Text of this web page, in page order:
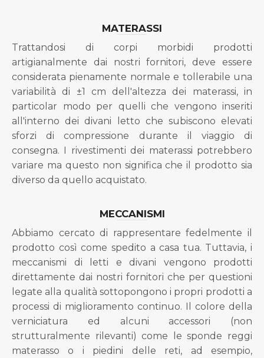
MATERASSI
Trattandosi di corpi morbidi prodotti
artigianalmente dai nostri fornitori, deve essere
considerata pienamente normale e tollerabile una
variabilità di ±1 cm dell'altezza dei materassi, in
particolar modo per quelli che vengono inseriti
all'interno dei divani letto che subiscono elevati
sforzi di compressione durante il viaggio di
consegna. I rivestimenti dei materassi potrebbero
variare ma questo non significa che il prodotto sia
diverso da quello acquistato.
MECCANISMI
Abbiamo cercato di rappresentare fedelmente il
prodotto così come spedito a casa tua. Tuttavia, i
meccanismi di letti e divani vengono prodotti
direttamente dai nostri fornitori che per questioni
legate alla qualità sottopongono i propri prodotti a
processi di miglioramento continuo. Il colore della
verniciatura ed alcuni accessori (non
strutturalmente rilevanti) come le sponde reggi
materasso o i piedini delle reti, ad esempio,